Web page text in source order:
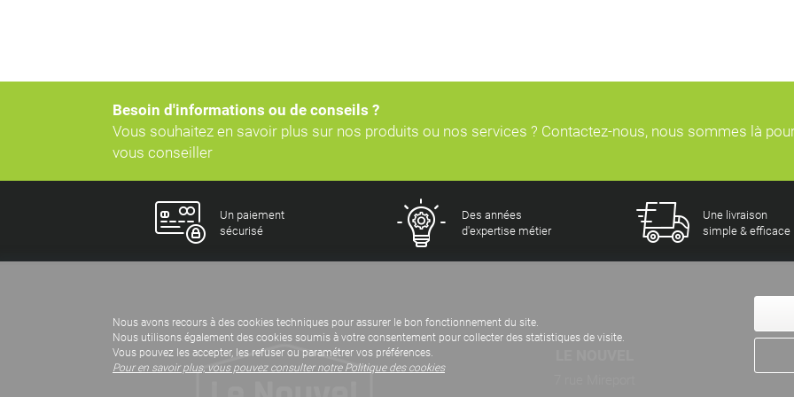
Besoin d'informations ou de conseils ?
Vous souhaitez en savoir plus sur nos produits ou nos services ? Contactez-nous, nous sommes là
vous conseiller
Un paiement
sécurisé
Des années
d'expertise métier
Une livraison
simple & efficace
Nous avons recours à des cookies techniques pour assurer le bon fonctionnement du site.
Nous utilisons également des cookies soumis à votre consentement pour collecter des statistiques de visite.
Vous pouvez les accepter, les refuser ou paramétrer vos préférences.
Pour en savoir plus, vous pouvez consulter notre Politique des cookies